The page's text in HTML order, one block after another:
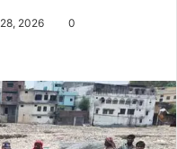
2026 0